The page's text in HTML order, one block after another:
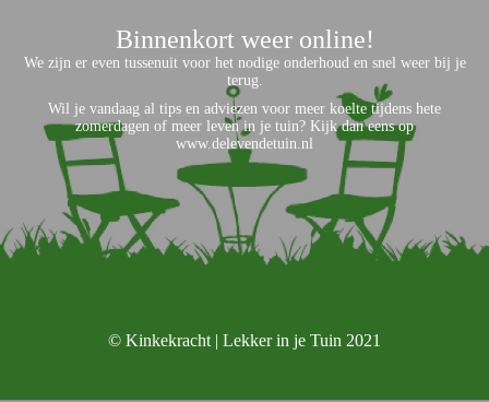
Binnenkort weer online!
We zijn er even tussenuit voor het nodige onderhoud en snel weer bij je
terug.
Wil je vandaag al tips en adviezen voor meer koelte tijdens hete
zomerdagen of meer leven in je tuin? Kijk dan eens op
www.delevendetuin.nl
© Kinkekracht | Lekker in je Tuin 2021